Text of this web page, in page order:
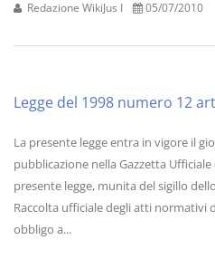
Redazione WikiJus I 05/07/2010
Legge del 1998 numero 12
La presente legge entra in vigore il
pubblicazione nella Gazzetta
presente legge, munita del sigillo
Raccolta ufficiale degli atti normativi
obbligo a...